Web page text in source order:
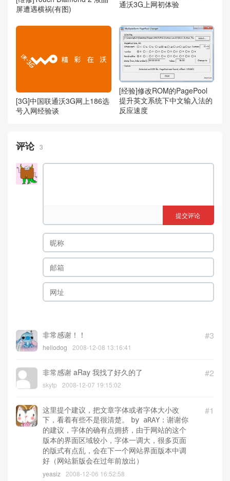
屏遭遇横祸(有图)
通沃3G上网初体验
[3G]中国联通沃3G网上186选
号入网经验谈
[经验]修改ROM的PagePool
提升英文系统下中文输入法的
反应速度
评论 3
提交评论
#3
非常感谢！！
hellodog 2008-12-08 13:16:41
#2
非常感谢 aRay 我找了好久的了
skytp 2008-12-07 19:15:02
#1
这里提个建议，把文章字体或者字体大小改
下，看着有些不是很清楚。
by aRAY：谢谢你
的建议，字体的确有点拥挤，由于网站的这个
版本的界面区域较小，字体一调大，很多页面
的版式有点乱，会在下一个网站界面版本中调
好（网站新版会在过年前放出）
yeasiz 2008-12-06 16:52:58